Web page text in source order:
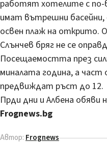
работят хотелите с по-
имат вътрешни басейни,
освен плаж на открито.
Слънчев бряг не се
Посещаемостта през
миналата година, а
предвиждат ръст до 12.
Прди дни и Албена обяви
Frognews.bg
Автор: Frognews